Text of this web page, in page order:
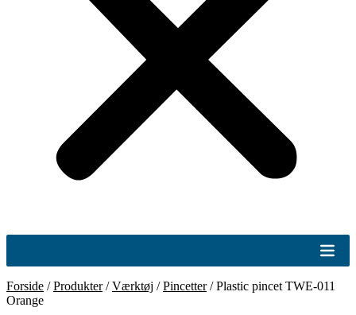
Forside /Produkter/Værktøj /Pincetter/Plastic pincet TWE-011
Orange